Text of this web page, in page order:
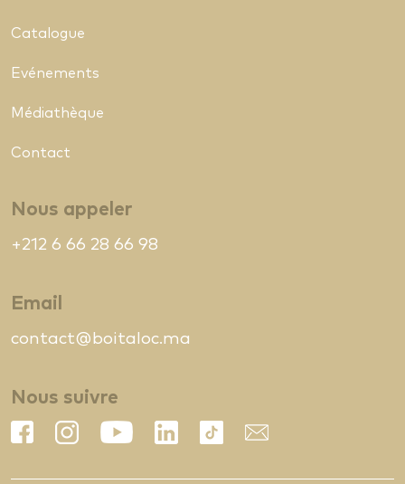
Catalogue
Evénements
Médiathèque
Contact
Nous appeler
+212 6 66 28 66 98
Email
contact@boitaloc.ma
Nous suivre